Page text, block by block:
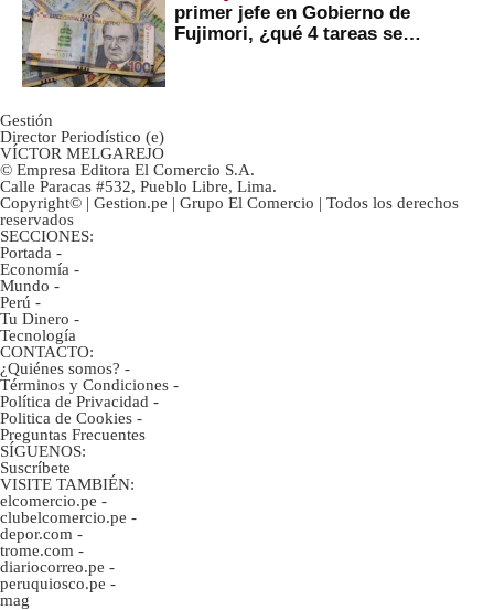
primer jefe en Gobierno de
Fujimori, ¿qué 4 tareas se
Gestión
Director Periodístico (e)
VÍCTOR MELGAREJO
© Empresa Editora El Comercio S.A.
Calle Paracas #532, Pueblo Libre, Lima.
Copyright© | Gestion.pe | Grupo El Comercio | Todos los derechos
reservados
SECCIONES:
Portada -
Economía -
Mundo -
Perú -
Tu Dinero -
Tecnología
CONTACTO:
¿Quiénes somos? -
Términos y Condiciones -
Política de Privacidad -
Politica de Cookies -
Preguntas Frecuentes
SÍGUENOS:
Suscríbete
VISITE TAMBIÉN:
elcomercio.pe -
clubelcomercio.pe -
depor.com -
trome.com -
diariocorreo.pe -
peruquiosco.pe -
mag